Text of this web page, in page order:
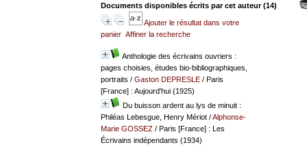
Documents disponibles écrits par cet auteur (14)
Ajouter le résultat dans votre
panier Affiner la recherche
Anthologie des écrivains ouvriers :
pages choisies, études bio-bibliographiques,
portraits / Gaston DEPRESLE/ Paris
[France] : Aujourd'hui (1925)
Du buisson ardent au lys de minuit :
Philéas Lebesgue, Henry Mériot/Alphonse-
Marie GOSSEZ/ Paris [France] : Les
Écrivains indépendants (1934)